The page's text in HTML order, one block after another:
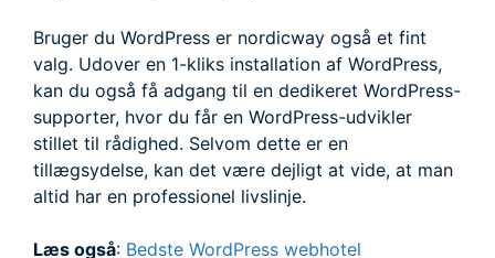
Bruger du WordPress er nordicway også et fint
valg. Udover en 1-kliks installation af WordPress,
kan du også få adgang til en dedikeret WordPress-
supporter, hvor du får en WordPress-udvikler
stillet til rådighed. Selvom dette er en
tillægsydelse, kan det være dejligt at vide, at man
altid har en professionel livslinje.
Læs også: Bedste WordPress webhotel